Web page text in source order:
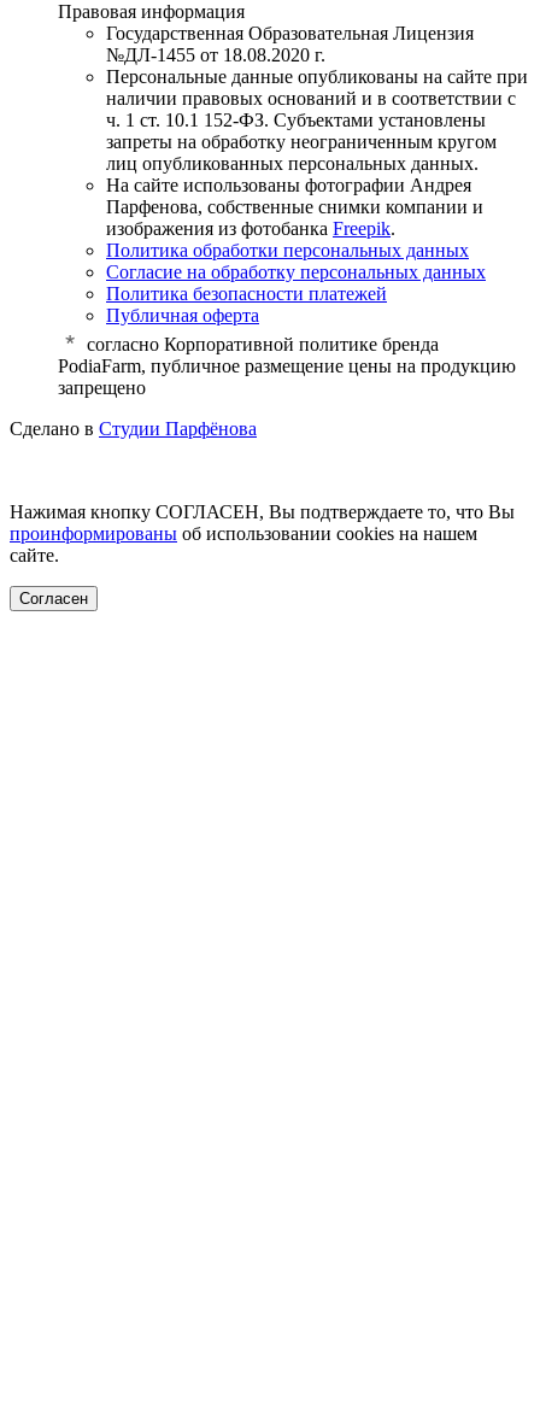
Правовая информация
Государственная Образовательная Лицензия
№ДЛ-1455 от 18.08.2020 г.
Персональные данные опубликованы на сайте при
наличии правовых оснований и в соответствии с
ч. 1 ст. 10.1 152-ФЗ. Субъектами установлены
запреты на обработку неограниченным кругом
лиц опубликованных персональных данных.
На сайте использованы фотографии Андрея
Парфенова, собственные снимки компании и
изображения из фотобанка Freepik.
Политика обработки персональных данных
Согласие на обработку персональных данных
Политика безопасности платежей
Публичная оферта
cогласно Корпоративной политике бренда
PodiaFarm, публичное размещение цены на продукцию
запрещено
Сделано в Студии Парфёнова
Нажимая кнопку СОГЛАСЕН, Вы подтверждаете то, что Вы
проинформированы об использовании cookies на нашем
сайте.
Согласен